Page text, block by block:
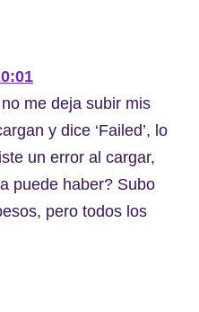
me deja subir mis
y dice ‘Failed’, lo
un error al cargar,
puede haber? Subo
pero todos los